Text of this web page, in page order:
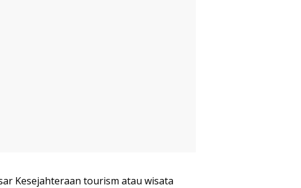
Kesejahteraan tourism atau wisata